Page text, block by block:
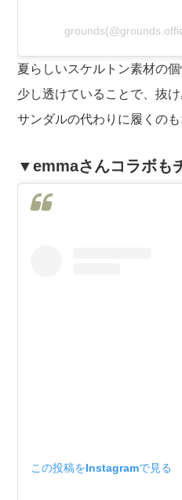
夏らしいスケルトン素材の
少し透けていることで、抜
サンダルの代わりに履くの
▼emmaさんコラボも
この投稿をInstagramで見る